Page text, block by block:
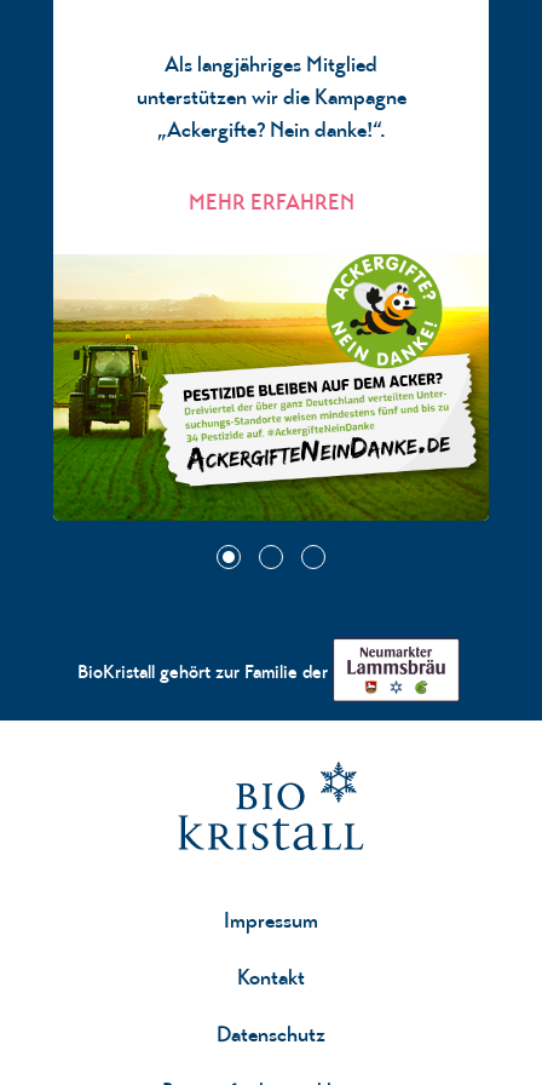
Als langjähriges Mitglied
unterstützen wir die Kampagne
„Ackergifte? Nein danke!“.
MEHR ERFAHREN
BioKristall gehört zur Familie der
Impressum
Kontakt
Datenschutz